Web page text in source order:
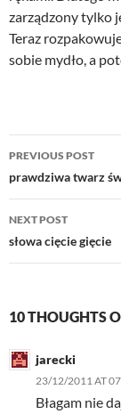
zarządzony tylko
Teraz
sobie mydło, a
Post
navigation
PREVIOUS POST
prawdziwa twarz
NEXT POST
słowa cięcie gięcie
10 THOUGHTS
jarecki
23/12/2011 AT
Błagam nie